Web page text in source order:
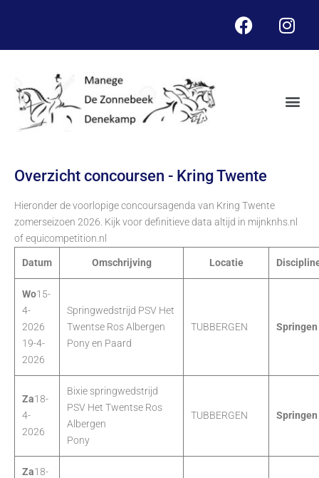
Overzicht concoursen - Kring Twente
Hieronder de voorlopige concoursagenda van Kring Twente
zomerseizoen 2026. Kijk voor definitieve data altijd in mijnknhs.nl
of equicompetition.nl
Datum Omschrijving Locatie
Wo15-
4-
2026
19-4-
2026
Springwedstrijd PSV Het
Twentse Ros Albergen
Pony en Paard
TUBBERGEN Springen
Za18-
4-
2026
Bixie springwedstrijd
PSV Het Twentse Ros
Albergen
Pony
TUBBERGEN Springen
Za18-